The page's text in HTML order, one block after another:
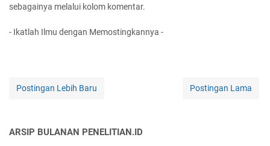
sebagainya melalui kolom komentar.
- Ikatlah Ilmu dengan Memostingkannya -
Postingan Lebih Baru Postingan Lama
ARSIP BULANAN PENELITIAN.ID